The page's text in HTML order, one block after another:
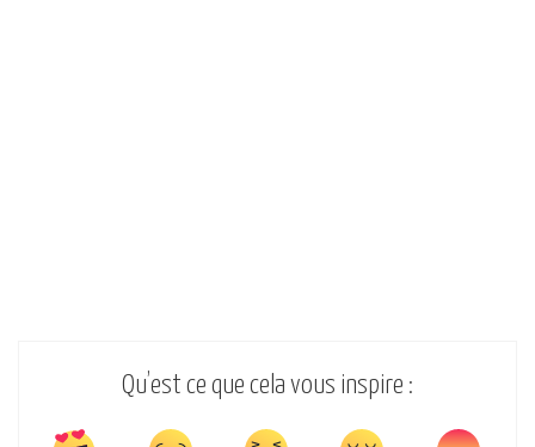
Qu’est ce que cela vous inspire :